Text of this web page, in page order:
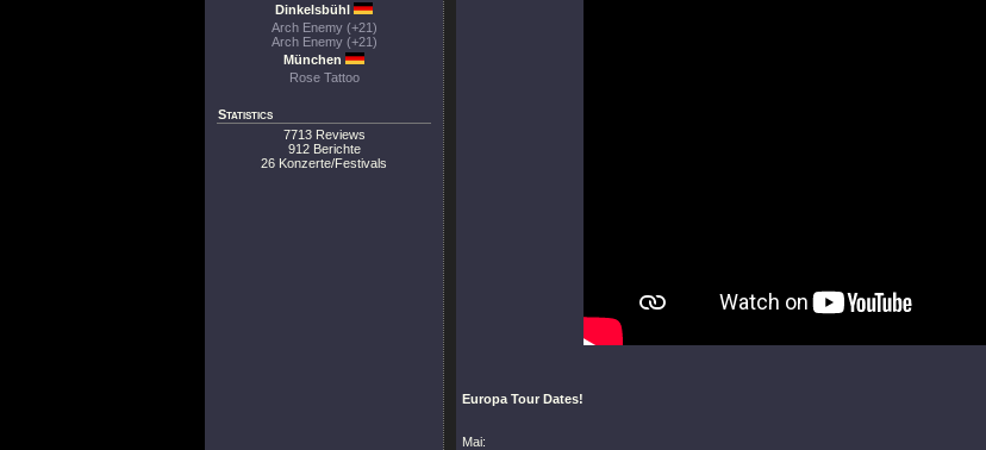
Dinkelsbühl
Arch Enemy (+21)
Arch Enemy (+21)
München
Rose Tattoo
Statistics
7713 Reviews
912 Berichte
26 Konzerte/Festivals
Europa Tour Dates!
Mai: